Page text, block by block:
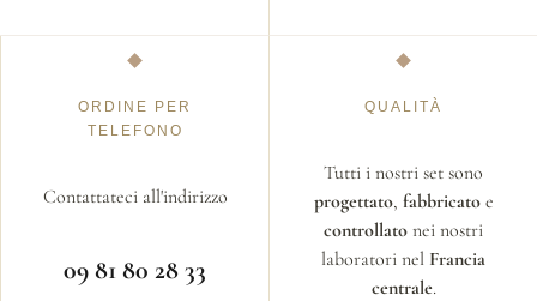
ORDINE PER
TELEFONO
Contattateci all'indirizzo
09 81 80 28 33
QUALITÀ
Tutti i nostri set sono
progettato, fabbricatoe
controllato nei nostri
laboratori nel Francia
centrale.